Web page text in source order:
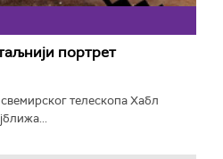
портрет
телескопа Хабл